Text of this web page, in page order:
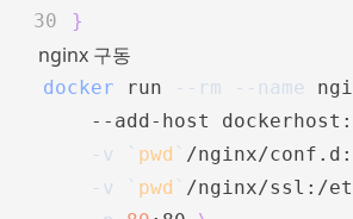
}
nginx 구동
docker run --rm --name
    --add-host dockerhost:
-v
` pwd ` /nginx/
-v
` pwd ` /nginx/ssl:/